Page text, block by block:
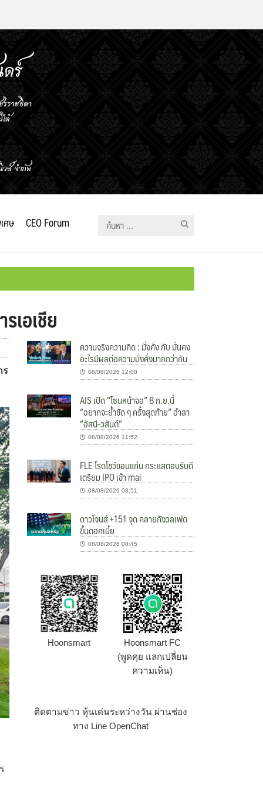
ศษ CEO Forum
ค้นหา
เอเชีย
ร
ความจริงความคิด : มั่งคั่ง กับ มั่นคง
อะไรมีผลต่อความมั่งคั่งมากกว่ากัน
08/08/2026 12:00
AIS เปิด “โซนหน้าจอ” 8 ก.ย.นี้
“อยากจะย้ำชัด ๆ ครั้งสุดท้าย” อำลา
“อัสนี-วสันต์”
08/08/2026 11:52
FLE โรดโชว์ขอนแก่น กระแสตอบรับดี
เตรียม IPO เข้า mai
08/08/2026 08:51
ดาวโจนส์ +151 จุด คลายกังวลเฟด
ขึ้นดอกเบี้ย
08/08/2026 08:45
Hoonsmart
Hoonsmart FC
(พูดคุย แลกเปลี่ยน
ความเห็น)
ติดตามข่าว หุ้นเด่นระหว่างวัน ผ่านช่อง
ทาง Line OpenChat